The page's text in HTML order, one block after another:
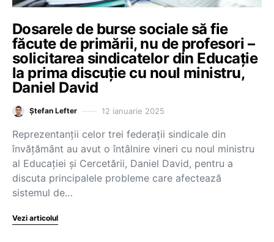
Dosarele de burse sociale să fie
făcute de primării, nu de profesori –
solicitarea sindicatelor din Educație
la prima discuție cu noul ministru,
Daniel David
Ștefan Lefter 12 ianuarie 2025
Reprezentanții celor trei federații sindicale din
învățământ au avut o întâlnire vineri cu noul ministru
al Educației și Cercetării, Daniel David, pentru a
discuta principalele probleme care afectează
sistemul de…
Vezi articolul